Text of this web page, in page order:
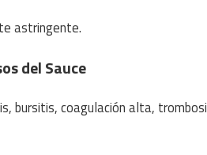
astringente.
del Sauce
bursitis, coagulación alta,